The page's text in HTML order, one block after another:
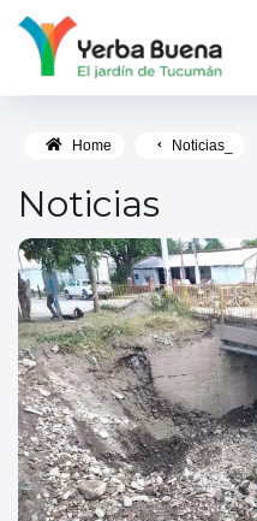
Home Noticias_
Noticias